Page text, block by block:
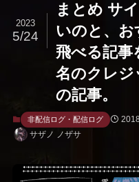
まとめ サ
いのと、
飛べる記事
名のクレジ
の記事。
2023
5/24
非配信ログ・配信ログ
サザノ ノザサ